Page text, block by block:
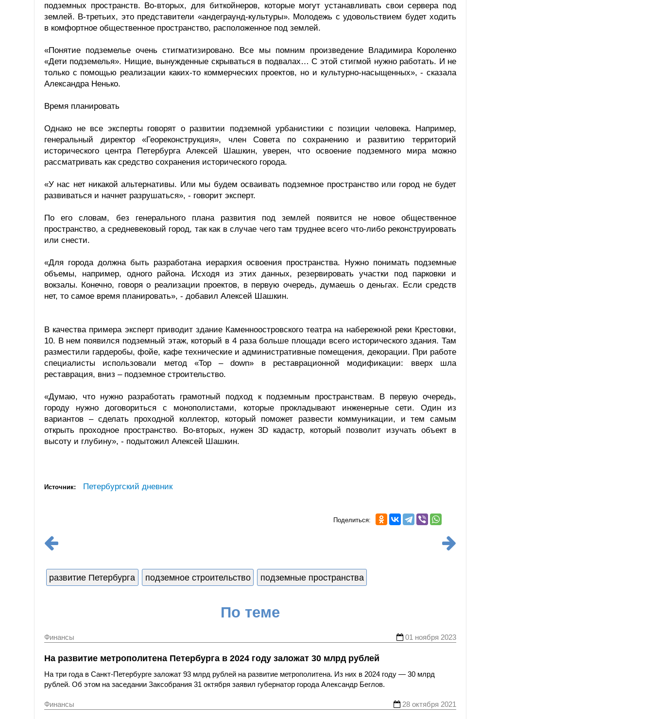
подземных пространств. Во-вторых, для биткойнеров, которые могут устанавливать свои сервера под
землей. В-третьих, это представители «андеграунд-культуры». Молодежь с удовольствием будет ходить
в комфортное общественное пространство, расположенное под землей.
«Понятие подземелье очень стигматизировано. Все мы помним произведение Владимира Короленко
«Дети подземелья». Нищие, вынужденные скрываться в подвалах… С этой стигмой нужно работать. И не
только с помощью реализации каких-то коммерческих проектов, но и культурно-насыщенных», - сказала
Александра Ненько.
Время планировать
Однако не все эксперты говорят о развитии подземной урбанистики с позиции человека. Например,
генеральный директор «Геореконструкция», член Совета по сохранению и развитию территорий
исторического центра Петербурга Алексей Шашкин, уверен, что освоение подземного мира можно
рассматривать как средство сохранения исторического города.
«У нас нет никакой альтернативы. Или мы будем осваивать подземное пространство или город не будет
развиваться и начнет разрушаться», - говорит эксперт.
По его словам, без генерального плана развития под землей появится не новое общественное
пространство, а средневековый город, так как в случае чего там труднее всего что-либо реконструировать
или снести.
«Для города должна быть разработана иерархия освоения пространства. Нужно понимать подземные
объемы, например, одного района. Исходя из этих данных, резервировать участки под парковки и
вокзалы. Конечно, говоря о реализации проектов, в первую очередь, думаешь о деньгах. Если средств
нет, то самое время планировать», - добавил Алексей Шашкин.
В качества примера эксперт приводит здание Каменноостровского театра на набережной реки Крестовки,
10. В нем появился подземный этаж, который в 4 раза больше площади всего исторического здания. Там
разместили гардеробы, фойе, кафе технические и административные помещения, декорации. При работе
специалисты использовали метод «Top – down» в реставрационной модификации: вверх шла
реставрация, вниз – подземное строительство.
«Думаю, что нужно разработать грамотный подход к подземным пространствам. В первую очередь,
городу нужно договориться с монополистами, которые прокладывают инженерные сети. Один из
вариантов – сделать проходной коллектор, который поможет развести коммуникации, и тем самым
открыть проходное пространство. Во-вторых, нужен 3D кадастр, который позволит изучать объект в
высоту и глубину», - подытожил Алексей Шашкин.
Источник: Петербургский дневник
Поделиться:
развитие Петербурга подземное строительство подземные пространства
По теме
Финансы 01 ноября 2023
На развитие метрополитена Петербурга в 2024 году заложат 30 млрд рублей
На три года в Санкт-Петербурге заложат 93 млрд рублей на развитие метрополитена. Из них в 2024 году — 30 млрд
рублей. Об этом на заседании Заксобрания 31 октября заявил губернатор города Александр Беглов.
Финансы 28 октября 2021